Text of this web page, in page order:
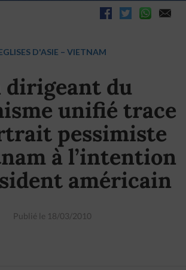
D'ASIE – VIETNAM
dirigeant du
unifié trace
pessimiste
à l’intention
américain
Publié le 18/03/2010